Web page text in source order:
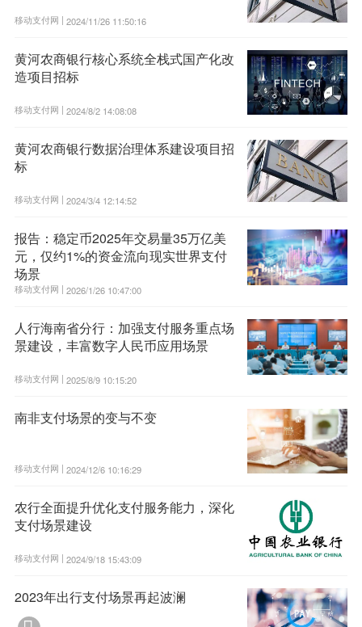
移动支付网 | 2024/11/26 11:50:16
黄河农商银行核心系统全栈式国产化改
造项目招标
移动支付网 | 2024/8/2 14:08:08
黄河农商银行数据治理体系建设项目招
标
移动支付网 | 2024/3/4 12:14:52
报告：稳定币2025年交易量35万亿美
元，仅约1%的资金流向现实世界支付
场景
移动支付网 | 2026/1/26 10:47:00
人行海南省分行：加强支付服务重点场
景建设，丰富数字人民币应用场景
移动支付网 | 2025/8/9 10:15:20
南非支付场景的变与不变
移动支付网 | 2024/12/6 10:16:29
农行全面提升优化支付服务能力，深化
支付场景建设
移动支付网 | 2024/9/18 15:43:09
2023年出行支付场景再起波澜